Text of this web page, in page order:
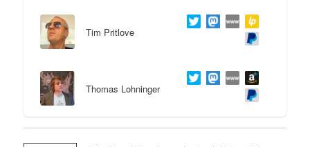
Tim Pritlove
Thomas Lohninger